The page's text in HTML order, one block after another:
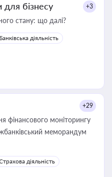
для бізнесу +3
стану: що далі?
Банківська діяльність
+29
фінансового моніторингу
меморандум
діяльність